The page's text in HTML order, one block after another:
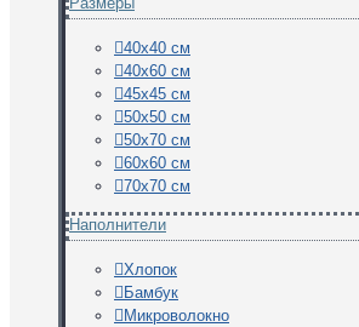
40х40 см
40х60 см
45х45 см
50х50 см
50х70 см
60х60 см
70х70 см
Наполнители
Хлопок
Бамбук
Микроволокно